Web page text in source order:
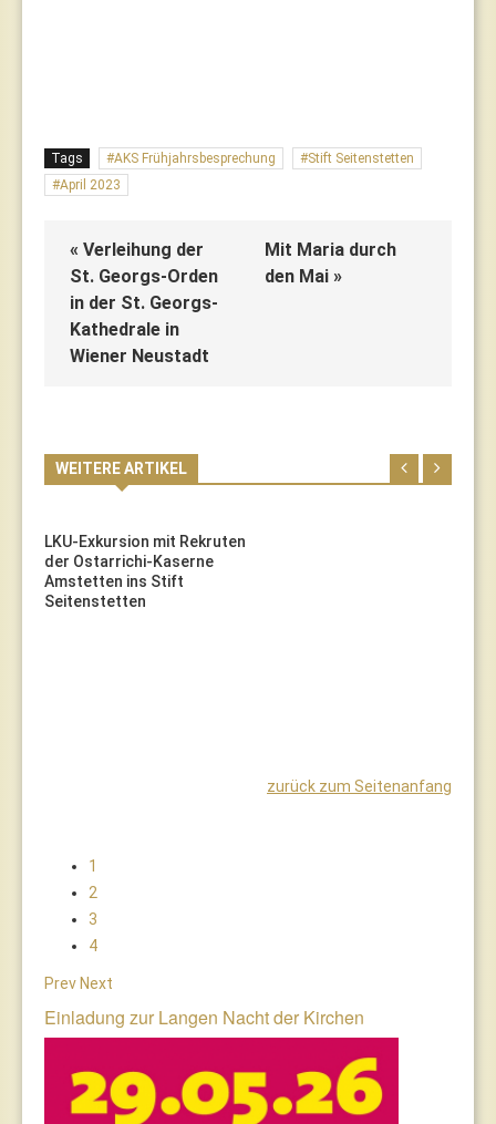
Tags AKS Frühjahrsbesprechung
Stift Seitenstetten
April 2023
« Verleihung der
St. Georgs-Orden
in der St. Georgs-
Kathedrale in
Wiener Neustadt
Mit Maria durch
den Mai »
WEITERE ARTIKEL
LKU-Exkursion mit Rekruten
der Ostarrichi-Kaserne
Amstetten ins Stift
Seitenstetten
zurück zum Seitenanfang
1
2
3
4
Prev Next
Einladung zur Langen Nacht der Kirchen